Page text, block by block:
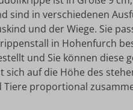
sind in verschiedenen
und der Wiege. Sie
in Hohenfurch
und Sie können
sich auf die Höhe des
Tiere proportional